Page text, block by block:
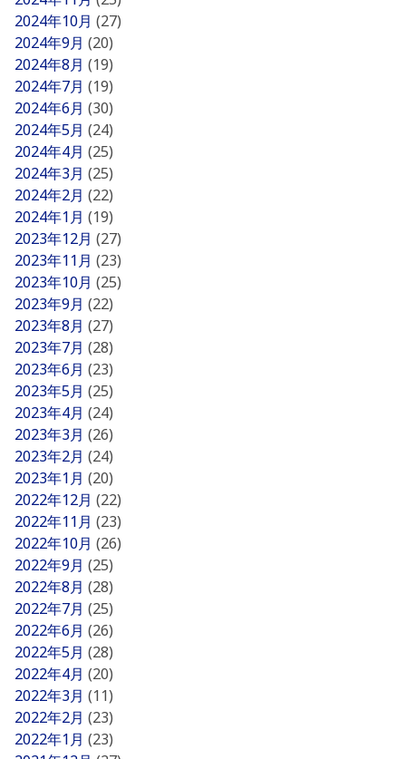
2024年10月 (27)
2024年9月 (20)
2024年8月 (19)
2024年7月 (19)
2024年6月 (30)
2024年5月 (24)
2024年4月 (25)
2024年3月 (25)
2024年2月 (22)
2024年1月 (19)
2023年12月 (27)
2023年11月 (23)
2023年10月 (25)
2023年9月 (22)
2023年8月 (27)
2023年7月 (28)
2023年6月 (23)
2023年5月 (25)
2023年4月 (24)
2023年3月 (26)
2023年2月 (24)
2023年1月 (20)
2022年12月 (22)
2022年11月 (23)
2022年10月 (26)
2022年9月 (25)
2022年8月 (28)
2022年7月 (25)
2022年6月 (26)
2022年5月 (28)
2022年4月 (20)
2022年3月 (11)
2022年2月 (23)
2022年1月 (23)